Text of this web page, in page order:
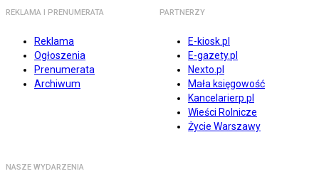
REKLAMA I PRENUMERATA
Reklama
Ogłoszenia
Prenumerata
Archiwum
PARTNERZY
E-kiosk.pl
E-gazety.pl
Nexto.pl
Mała księgowość
Kancelarierp.pl
Wieści Rolnicze
Życie Warszawy
NASZE WYDARZENIA